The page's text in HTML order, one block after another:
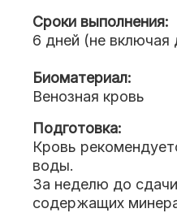
Сроки выполнения:
6 дней (не включая
Биоматериал:
Венозная кровь
Подготовка:
Кровь
воды.
За неделю до
содержащих